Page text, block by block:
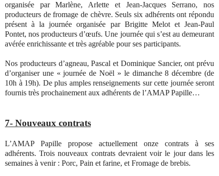
organisée par Marlène, Arlette et Jean-Jacques Serrano, nos
producteurs de fromage de chèvre. Seuls six adhérents ont répondu
présent à la journée organisée par Brigitte Melot et Jean-Paul
Pontet, nos producteurs d’œufs. Une journée qui s’est au demeurant
avérée enrichissante et très agréable pour ses participants.
Nos producteurs d’agneau, Pascal et Dominique Sancier, ont prévu
d’organiser une « journée de Noël » le dimanche 8 décembre (de
10h à 19h). De plus amples renseignements sur cette journée seront
fournis très prochainement aux adhérents de l’AMAP Papille…
7- Nouveaux contrats
L’AMAP Papille propose actuellement onze contrats à ses
adhérents. Trois nouveaux contrats devraient voir le jour dans les
semaines à venir : Porc, Pain et farine, et Fromage de brebis.